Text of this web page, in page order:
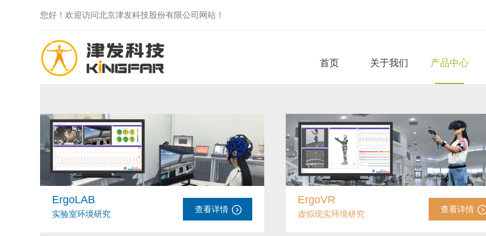
您好！欢迎访问北京津发科技股份有限公司网站！
首页 关于我们 产品中心
ErgoLAB
实验室环境研究 查看详情
ErgoVR
虚拟现实环境研究 查看详情